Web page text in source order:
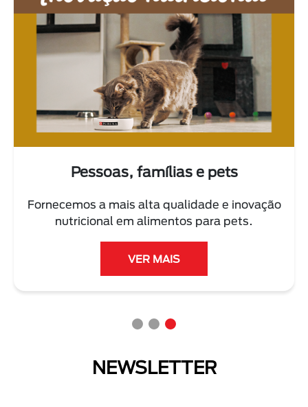
e inovação
pets.
As pessoas e o
Trabalhamos diariamente com
cuidar do planeta e reduzir
NEWSLETTER